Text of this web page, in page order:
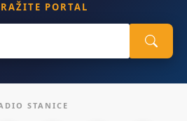
PORTAL
STANICE